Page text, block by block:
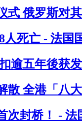
式 俄罗斯对
死亡 - 法国
逾五年後获
散 全港「八
次封桥！ - 法